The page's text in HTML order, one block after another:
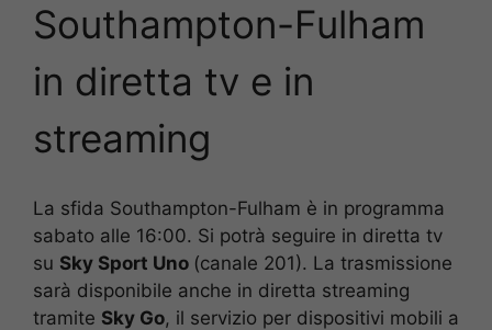
Southampton-Fulham
in diretta tv e in
streaming
La sfida Southampton-Fulham è in programma
sabato alle 16:00. Si potrà seguire in diretta tv
su Sky Sport Uno (canale 201). La trasmissione
sarà disponibile anche in diretta streaming
tramite Sky Go, il servizio per dispositivi mobili a